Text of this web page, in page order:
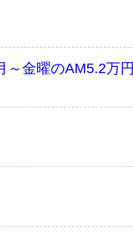
金曜のAM5.2万円